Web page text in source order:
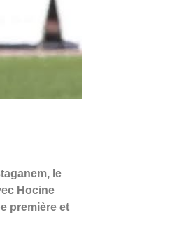
le
Hocine
première et